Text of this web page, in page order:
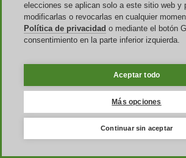
Voghion FAQ: aclara tus
tengo que utilizarlo?
Haz referencia a la fecha de caducidad del
junto a su valor y sus otras condiciones de uso.
¿Voghion les ofrece un descuento de
elecciones se aplican solo a este sitio web y
modificarlas o revocarlas en cualquier
Política de privacidad o mediante el botón
consentimiento en la parte inferior izquierda.
Aceptar todo
Más opciones
Continuar sin aceptar